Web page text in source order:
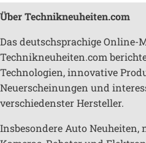
Über Technikneuheiten.com
Das deutschsprachige Online-
Technikneuheiten.com
Technologien, innovative
Neuerscheinungen und
verschiedenster Hersteller.
Insbesondere Auto Neuheiten,